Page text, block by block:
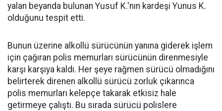
yalan beyanda bulunan Yusuf K.'nın kardeşi Yunus K.
olduğunu tespit etti.
Bunun üzerine alkollü sürücünün yanına giderek işlem
için çağıran polis memurları sürücünün direnmesiyle
karşı karşıya kaldı. Her şeye rağmen sürücü olmadığını
belirterek direnen alkollü sürücü zorluk çıkarınca
polis memurları kelepçe takarak etkisiz hale
getirmeye çalıştı. Bu sırada sürücü polislere